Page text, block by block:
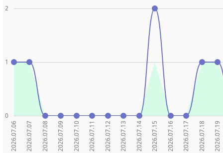
0
1
2
2026.07.06 2026.07.07 2026.07.08 2026.07.09 2026.07.10 2026.07.11 2026.07.12 2026.07.13 2026.07.14 2026.07.15 2026.07.16 2026.07.17 2026.07.18 2026.07.19